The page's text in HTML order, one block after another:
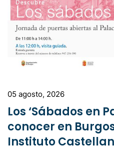
Los ‘Sábados en
conocer en
Instituto
Lengua